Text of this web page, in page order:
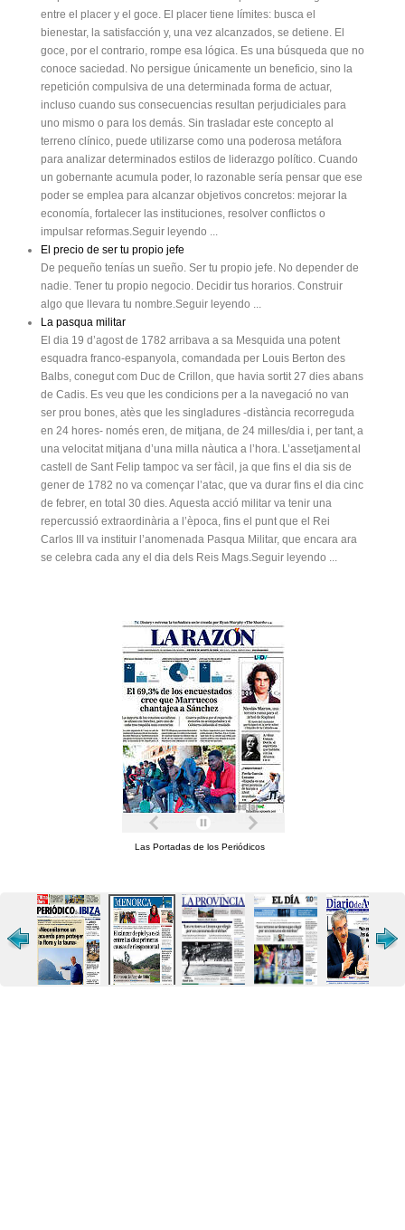
entre el placer y el goce. El placer tiene límites: busca el
bienestar, la satisfacción y, una vez alcanzados, se detiene. El
goce, por el contrario, rompe esa lógica. Es una búsqueda que no
conoce saciedad. No persigue únicamente un beneficio, sino la
repetición compulsiva de una determinada forma de actuar,
incluso cuando sus consecuencias resultan perjudiciales para
uno mismo o para los demás. Sin trasladar este concepto al
terreno clínico, puede utilizarse como una poderosa metáfora
para analizar determinados estilos de liderazgo político. Cuando
un gobernante acumula poder, lo razonable sería pensar que ese
poder se emplea para alcanzar objetivos concretos: mejorar la
economía, fortalecer las instituciones, resolver conflictos o
impulsar reformas.Seguir leyendo ...
El precio de ser tu propio jefe
De pequeño tenías un sueño. Ser tu propio jefe. No depender de
nadie. Tener tu propio negocio. Decidir tus horarios. Construir
algo que llevara tu nombre.Seguir leyendo ...
La pasqua militar
El dia 19 d’agost de 1782 arribava a sa Mesquida una potent
esquadra franco-espanyola, comandada per Louis Berton des
Balbs, conegut com Duc de Crillon, que havia sortit 27 dies abans
de Cadis. Es veu que les condicions per a la navegació no van
ser prou bones, atès que les singladures -distància recorreguda
en 24 hores- només eren, de mitjana, de 24 milles/dia i, per tant, a
una velocitat mitjana d’una milla nàutica a l’hora. L’assetjament al
castell de Sant Felip tampoc va ser fàcil, ja que fins el dia sis de
gener de 1782 no va començar l’atac, que va durar fins el dia cinc
de febrer, en total 30 dies. Aquesta acció militar va tenir una
repercussió extraordinària a l’època, fins el punt que el Rei
Carlos III va instituir l’anomenada Pasqua Militar, que encara ara
se celebra cada any el dia dels Reis Mags.Seguir leyendo ...
Las Portadas de los Periódicos